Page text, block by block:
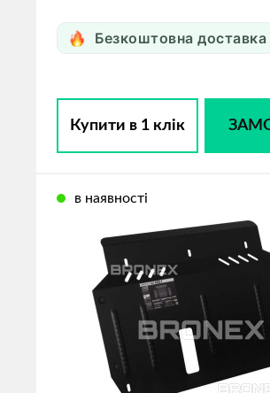
Безкоштовна доставка
Купити в 1 клік
в наявності